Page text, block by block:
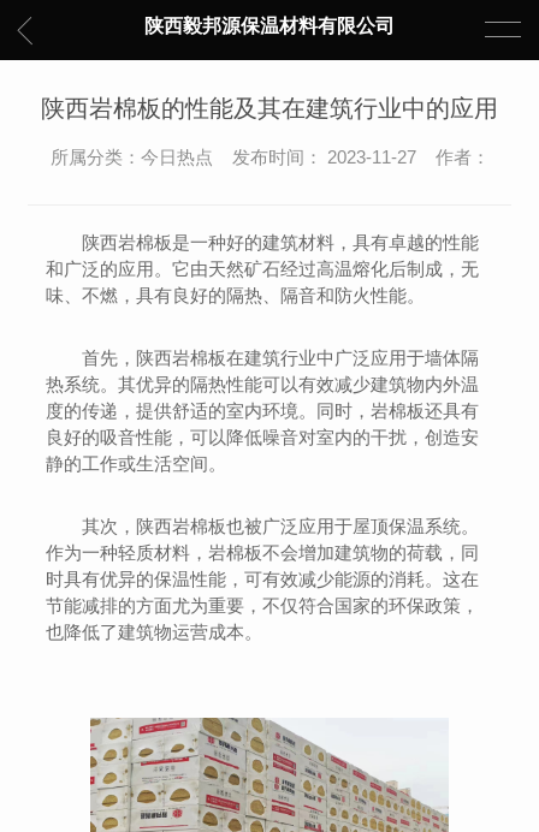
陕西毅邦源保温材料有限公司
陕西岩棉板的性能及其在建筑行业中的应用
所属分类：今日热点 发布时间： 2023-11-27 作者：
陕西岩棉板是一种好的建筑材料，具有卓越的性能
和广泛的应用。它由天然矿石经过高温熔化后制成，无
味、不燃，具有良好的隔热、隔音和防火性能。
首先，陕西岩棉板在建筑行业中广泛应用于墙体隔
热系统。其优异的隔热性能可以有效减少建筑物内外温
度的传递，提供舒适的室内环境。同时，岩棉板还具有
良好的吸音性能，可以降低噪音对室内的干扰，创造安
静的工作或生活空间。
其次，陕西岩棉板也被广泛应用于屋顶保温系统。
作为一种轻质材料，岩棉板不会增加建筑物的荷载，同
时具有优异的保温性能，可有效减少能源的消耗。这在
节能减排的方面尤为重要，不仅符合国家的环保政策，
也降低了建筑物运营成本。